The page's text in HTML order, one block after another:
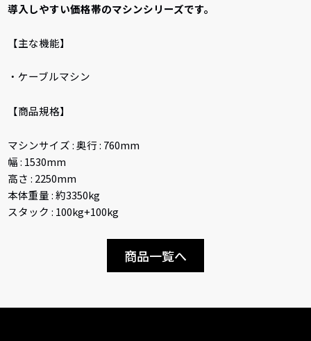
導入しやすい価格帯のマシンシリーズです。
【主な機能】
・ケーブルマシン
【商品規格】
マシンサイズ : 奥行 : 760mm
幅 : 1530mm
高さ : 2250mm
本体重量 : 約3350kg
スタック : 100kg+100kg
商品一覧へ